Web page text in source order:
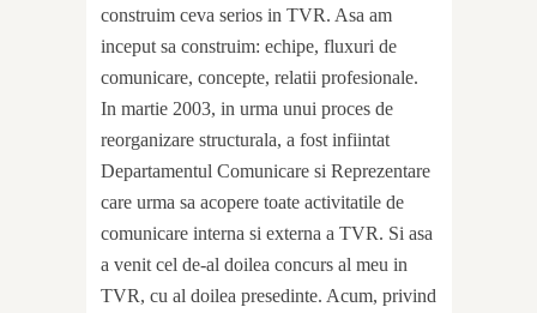
construim ceva serios in TVR. Asa am
inceput sa construim: echipe, fluxuri de
comunicare, concepte, relatii profesionale.
In martie 2003, in urma unui proces de
reorganizare structurala, a fost infiintat
Departamentul Comunicare si Reprezentare
care urma sa acopere toate activitatile de
comunicare interna si externa a TVR. Si asa
a venit cel de-al doilea concurs al meu in
TVR, cu al doilea presedinte. Acum, privind